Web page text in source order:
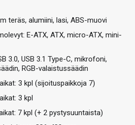
teräs, alumiini, lasi, ABS-muovi
E-ATX, ATX, micro-ATX, mini-
3.0, USB 3.1 Type-C, mikrofoni,
RGB-valaistussäädin
3 kpl (sijoituspaikkoja 7)
3 kpl
7 kpl (+ 2 pystysuuntaista)